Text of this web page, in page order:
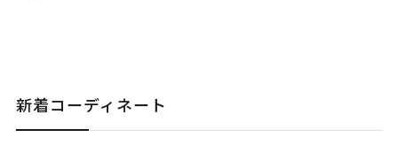
新着コーディネート